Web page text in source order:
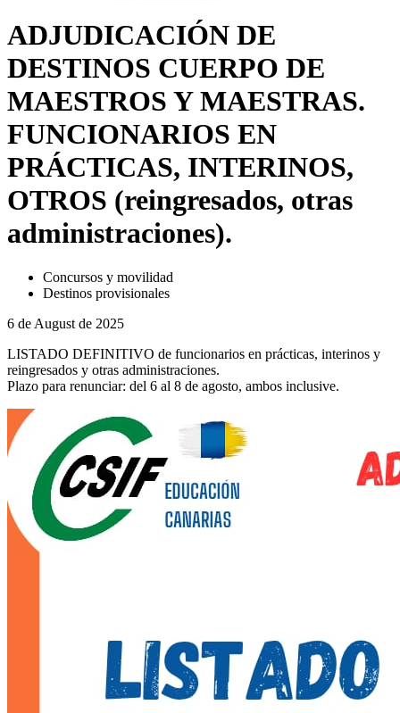
ADJUDICACIÓN DE
DESTINOS CUERPO DE
MAESTROS Y MAESTRAS.
FUNCIONARIOS EN
PRÁCTICAS, INTERINOS,
OTROS (reingresados, otras
administraciones).
Concursos y movilidad
Destinos provisionales
6 de August de 2025
LISTADO DEFINITIVO de funcionarios en prácticas, interinos y
reingresados y otras administraciones.
Plazo para renunciar: del 6 al 8 de agosto, ambos inclusive.